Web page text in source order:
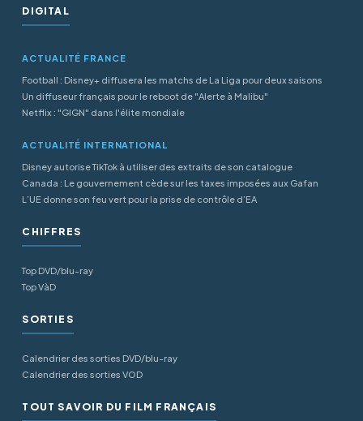
DIGITAL
ACTUALITÉ FRANCE
Football : Disney+ diffusera les matchs de La Liga pour deux saisons
Un diffuseur français pour le reboot de "Alerte à Malibu"
Netflix : "GIGN" dans l'élite mondiale
ACTUALITÉ INTERNATIONAL
Disney autorise TikTok à utiliser des extraits de son catalogue
Canada : Le gouvernement cède sur les taxes imposées aux Gafan
L’UE donne son feu vert pour la prise de contrôle d’EA
CHIFFRES
Top DVD/blu-ray
Top VàD
SORTIES
Calendrier des sorties DVD/blu-ray
Calendrier des sorties VOD
TOUT SAVOIR DU FILM FRANÇAIS